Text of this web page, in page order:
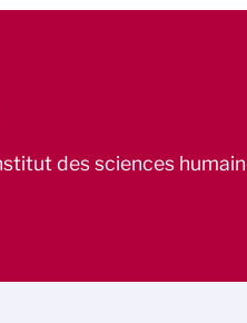
des sciences